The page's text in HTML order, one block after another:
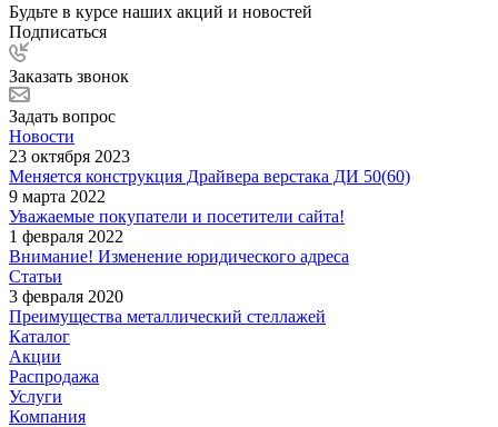
Будьте в курсе наших акций и новостей
Подписаться
Заказать звонок
Задать вопрос
Новости
23 октября 2023
Меняется конструкция Драйвера верстака ДИ 50(60)
9 марта 2022
Уважаемые покупатели и посетители сайта!
1 февраля 2022
Внимание! Изменение юридического адреса
Статьи
3 февраля 2020
Преимущества металлический стеллажей
Каталог
Акции
Распродажа
Услуги
Компания